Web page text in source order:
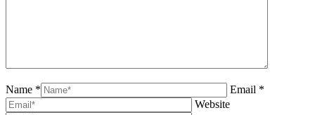
Name *
Email *
Website